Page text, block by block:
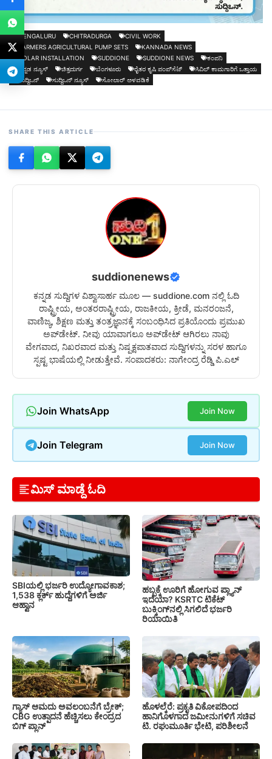
BENGALURU CHITRADURGA
CIVIL WORK
FARMERS AGRICULTURAL PUMP SETS
KANNADA NEWS
SOLAR INSTALLATION
SUDDIONE SUDDIONE NEWS
ಕಂಪನಿ
ಕನ್ನಡ ನ್ಯೂಸ್
ಚಿತ್ರದುರ್ಗ ಬೆಂಗಳೂರು ರೈತರ ಕೃಷಿ ಪಂಪ್‍ಸೆಟ್‍
ಸಿವಿಲ್ ಕಾಮಗಾರಿಗೆ ಒತ್ತಾಯ
ಸುದ್ದಿಒನ್
ಸುದ್ದಿಒನ್ ನ್ಯೂಸ್ ಸೋಲಾರ್ ಅಳವಡಿಕೆ
SHARE THIS ARTICLE
suddionenews
ಕನ್ನಡ ಸುದ್ದಿಗಳ ವಿಶ್ವಾಸಾರ್ಹ ಮೂಲ — suddione.com ನಲ್ಲಿ ಓದಿ
ರಾಷ್ಟ್ರೀಯ, ಅಂತರರಾಷ್ಟ್ರೀಯ, ರಾಜಕೀಯ, ಕ್ರೀಡೆ, ಮನರಂಜನೆ,
ವಾಣಿಜ್ಯ, ಶಿಕ್ಷಣ ಮತ್ತು ತಂತ್ರಜ್ಞಾನಕ್ಕೆ ಸಂಬಂಧಿಸಿದ ಪ್ರತಿಯೊಂದು ಪ್ರಮುಖ
ಅಪ್‌ಡೇಟ್. ನೀವು ಯಾವಾಗಲೂ ಅಪ್‌ಡೇಟ್ ಆಗಿರಲು ನಾವು
ವೇಗವಾದ, ನಿಖರವಾದ ಮತ್ತು ನಿಷ್ಪಕ್ಷಪಾತವಾದ ಸುದ್ದಿಗಳನ್ನು ಸರಳ ಹಾಗೂ
ಸ್ಪಷ್ಟ ಭಾಷೆಯಲ್ಲಿ ನೀಡುತ್ತೇವೆ. ಸಂಪಾದಕರು: ನಾಗೇಂದ್ರ ರೆಡ್ಡಿ ಪಿ.ಎಲ್
Join WhatsApp Join Now
Join Telegram Join Now
ಮಿಸ್ ಮಾಡ್ದೆ ಓದಿ
SBIಯಲ್ಲಿ ಭರ್ಜರಿ ಉದ್ಯೋಗಾವಕಾಶ;
1,538 ಕ್ಲರ್ಕ್ ಹುದ್ದೆಗಳಿಗೆ ಅರ್ಜಿ
ಆಹ್ವಾನ
ಹಬ್ಬಕ್ಕೆ ಊರಿಗೆ ಹೋಗುವ ಪ್ಲ್ಯಾನ್
ಇದೆಯಾ? KSRTC ಟಿಕೆಟ್
ಬುಕ್ಕಿಂಗ್‌ನಲ್ಲಿ ಸಿಗಲಿದೆ ಭರ್ಜರಿ
ರಿಯಾಯಿತಿ
ಗ್ಯಾಸ್ ಆಮದು ಅವಲಂಬನೆಗೆ ಬ್ರೇಕ್;
CBG ಉತ್ಪಾದನೆ ಹೆಚ್ಚಿಸಲು ಕೇಂದ್ರದ
ಬಿಗ್ ಪ್ಲಾನ್
ಹೊಳಲ್ಕೆರೆ: ಪ್ರಕೃತಿ ವಿಕೋಪದಿಂದ
ಹಾನಿಗೊಳಗಾದ ಜಮೀನುಗಳಿಗೆ ಸಚಿವ
ಟಿ. ರಘುಮೂರ್ತಿ ಭೇಟಿ, ಪರಿಶೀಲನೆ